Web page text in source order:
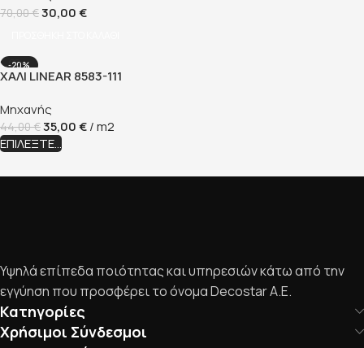
70,00€30,00€
-20%
ΧΑΛΊ LINEAR 8583-111
Μηχανής
44,00€35,00€/ m2
ΕΠΙΛΈΞΤΕ...
Υψηλά επίπεδα ποιότητας και υπηρεσιών κάτω από την
εγγύηση που προσφέρει το όνομα Decostar Α.Ε.
Κατηγορίες
Χρήσιμοι Σύνδεσμοι